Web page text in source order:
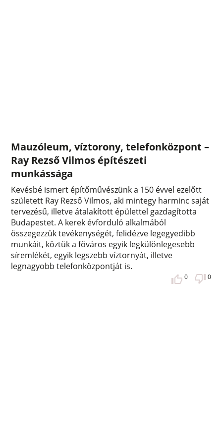
Mauzóleum, víztorony, telefonközpont –
Ray Rezső Vilmos építészeti
munkássága
Kevésbé ismert építőművészünk a 150 évvel ezelőtt
született Ray Rezső Vilmos, aki mintegy harminc saját
tervezésű, illetve átalakított épülettel gazdagította
Budapestet. A kerek évforduló alkalmából
összegezzük tevékenységét, felidézve legegyedibb
munkáit, köztük a főváros egyik legkülönlegesebb
síremlékét, egyik legszebb víztornyát, illetve
legnagyobb telefonközpontját is.
0 0